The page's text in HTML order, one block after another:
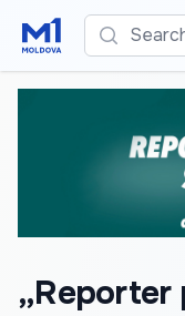
Search
„Reporter